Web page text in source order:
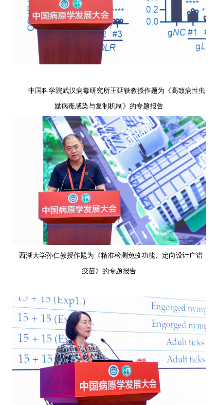
中国科学院武汉病毒研究所王延轶教授作题为《高致病性虫
媒病毒感染与复制机制》的专题报告
西湖大学孙仁教授作题为《精准检测免疫功能、定向设计广谱
疫苗》的专题报告